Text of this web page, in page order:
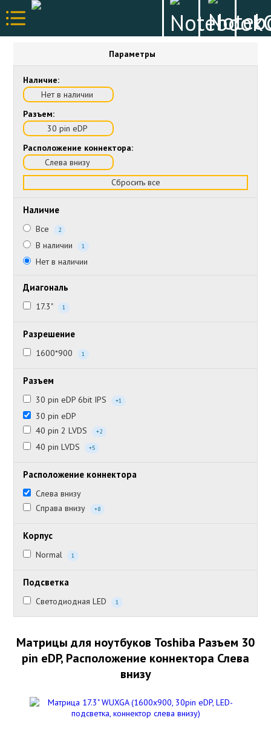
Параметры
Наличие:
Нет в наличии
Разъем:
30 pin eDP
Расположение коннектора:
Слева внизу
Сбросить все
Наличие
Все 2
В наличии 1
Нет в наличии
Диагональ
17.3" 1
Разрешение
1600*900 1
Разъем
30 pin eDP 6bit IPS +1
30 pin eDP
40 pin 2 LVDS
+2
40 pin LVDS +5
Расположение коннектора
Слева внизу
Справа внизу
+8
Корпус
Normal 1
Подсветка
Светодиодная LED 1
Матрицы для ноутбуков Toshiba Разъем 30
pin eDP, Расположение коннектора Слева
внизу